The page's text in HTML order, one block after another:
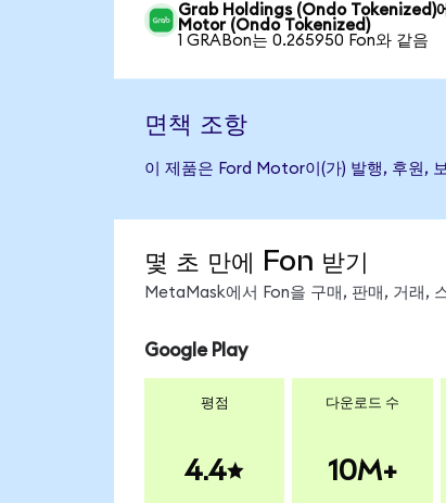
Grab Holdings (Ondo Tokenized)
Motor (Ondo Tokenized)
1 GRABon는 0.265950 Fon와 같음
면책 조항
이 제품은 Ford Motor이(가) 발행, 후원,
몇 초 만에 Fon 받기
MetaMask에서 Fon을 구매, 판매, 거래,
Google Play
평점
4.4
다운로드 수
10M+